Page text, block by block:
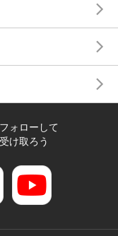
ォローして
け取ろう